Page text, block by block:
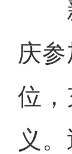
新
庆
位
义